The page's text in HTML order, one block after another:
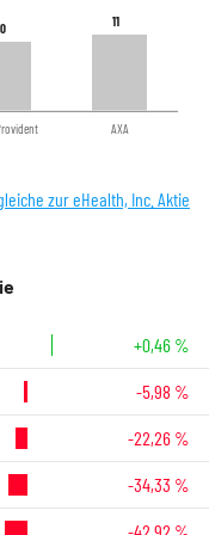
11
11
AXA
zur eHealth, Inc. Aktie
+0,46 %
-5,98 %
-22,26 %
-34,33 %